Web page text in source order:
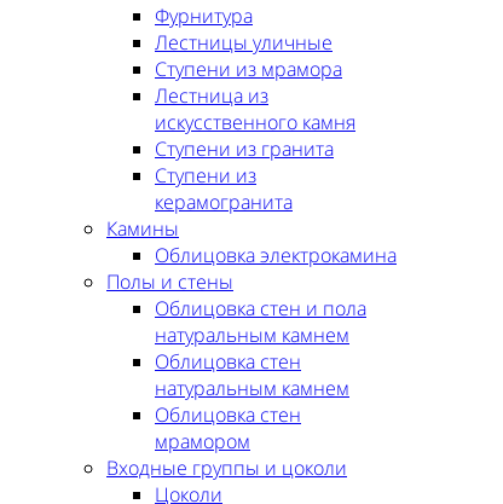
Фурнитура
Лестницы уличные
Ступени из мрамора
Лестница из
искусственного камня
Ступени из гранита
Ступени из
керамогранита
Камины
Облицовка электрокамина
Полы и стены
Облицовка стен и пола
натуральным камнем
Облицовка стен
натуральным камнем
Облицовка стен
мрамором
Входные группы и цоколи
Цоколи